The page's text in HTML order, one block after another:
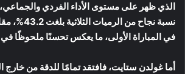
الذي ظهر على مستوى الأداء الفردي
في المباراة الأولى، ما يعكس تحسنًا ملحوظًا في
أما غولدن ستايت، فافتقد تمامًا للدقة من خارج